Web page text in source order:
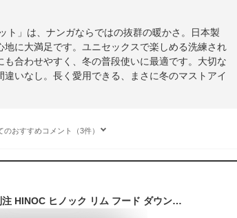
ト」は、ナンガならではの抜群の暖かさ。日本製
に大満足です。ユニセックスで楽しめる洗練され
合わせやすく、冬の普段使いに最適です。大切な
いなし。長く愛用できる、まさに冬のマストアイ
のおすすめコメント（3件）
NANGA（ナンガ） 別注 HINOC ヒノック リム フード ダウンジャケット 2025年モデル / 難燃生地 リサイクルダウン 日本製 ダウンコート AURORA DOWN JACKET EXCLUSIVE